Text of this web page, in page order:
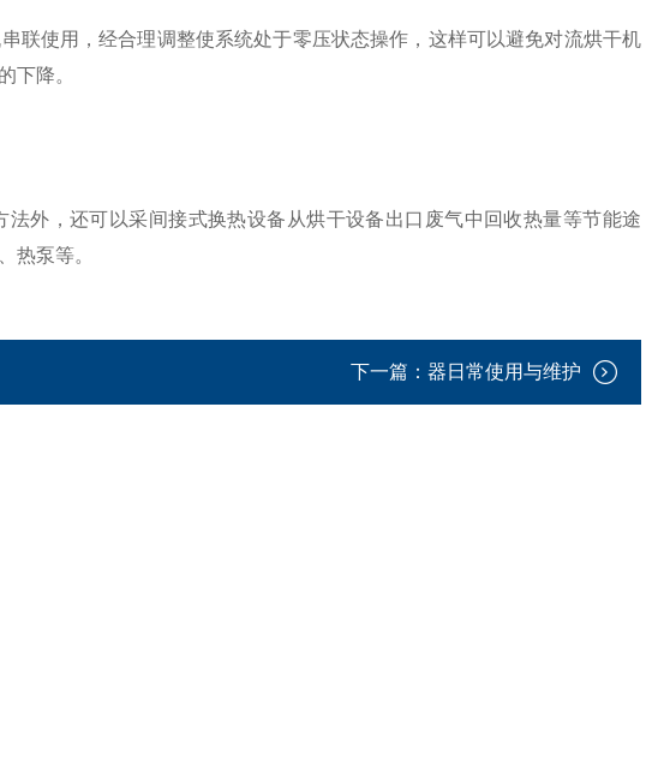
用，经合理调整使系统处于零压状态操作，这样可以避免对流烘干机
下降。
，还可以采间接式换热设备从烘干设备出口废气中回收热量等节能途
热泵等。
下一篇： 器日常使用与维护